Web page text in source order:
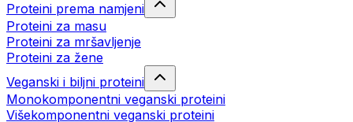
Proteini prema namjeni
Proteini za masu
Proteini za mršavljenje
Proteini za žene
Veganski i biljni proteini
Monokomponentni veganski proteini
Višekomponentni veganski proteini